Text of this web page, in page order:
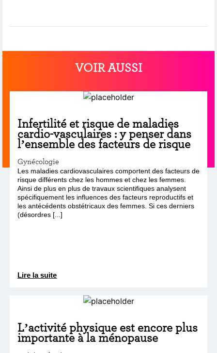
VOIR AUSSI
Infertilité et risque de maladies
cardio-vasculaires : y penser dans
l’ensemble des facteurs de risque
Gynécologie
Les maladies cardiovasculaires comportent des facteurs de
risque différents chez les hommes et chez les femmes.
Ainsi de plus en plus de travaux scientifiques analysent
spécifiquement les influences des facteurs reproductifs et
les antécédents obstétricaux des femmes. Si ces derniers
(désordres [...]
Lire la suite
L’activité physique est encore plus
importante à la ménopause